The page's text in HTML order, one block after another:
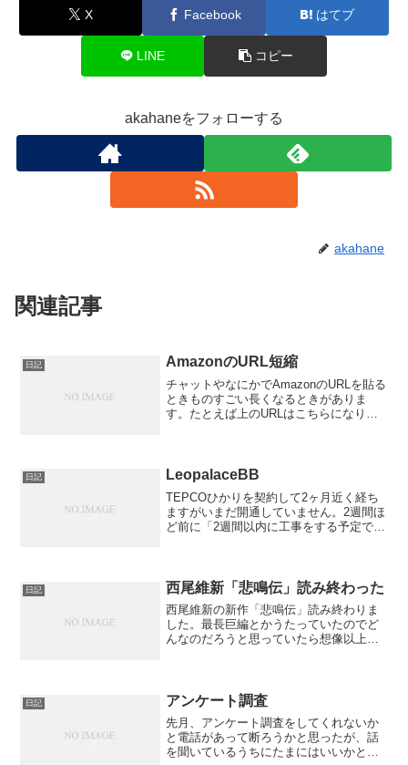
X Facebook はてブ
LINE コピー
akahaneをフォローする
akahane
関連記事
日記 AmazonのURL短縮
チャットやなにかでAmazonのURLを貼る
ときものすごい長くなるときがありま
す。たとえば上のURLはこちらになりま
日記 LeopalaceBB
TEPCOひかりを契約して2ヶ月近く経ち
ますがいまだ開通していません。2週間ほ
ど前に「2週間以内に工事をする予定で
ロードバンド・レオ...
日記 西尾維新「悲鳴伝」読み終わった
西尾維新の新作「悲鳴伝」読み終わりま
した。最長巨編とかうたっていたのでど
んなのだろうと思っていたら想像以上に
ニメ化とか狙ってるんじ...
日記 アンケート調査
先月、アンケート調査をしてくれないか
と電話があって断ろうかと思ったが、話
を聞いているうちにたまにはいいかと思